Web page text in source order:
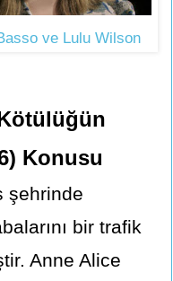
ve Lulu Wilson
Konusu
şehrinde
bir trafik
Anne Alice